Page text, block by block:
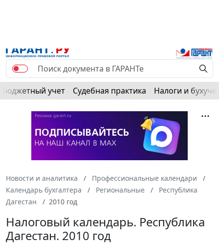
Бюджетный учет Судебная практика Налоги и
Новости и аналитика
Профессиональные календари
Календарь бухгалтера
Региональные
Республика
Дагестан
2010 год
Налоговый календарь. Республика
Дагестан. 2010 год